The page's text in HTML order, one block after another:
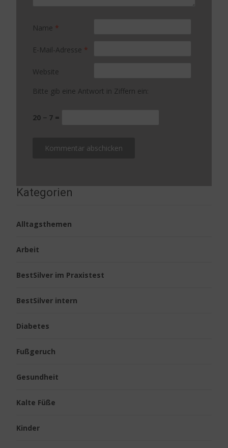
Name *
E-Mail-Adresse *
Website
Bitte gib eine Antwort in Ziffern ein:
20 − 7 =
Kategorien
Alltagsthemen
Arbeit
BestSilver im Praxistest
BestSilver intern
Diabetes
Fußgeruch
Gesundheit
Kalte Füße
Kinder